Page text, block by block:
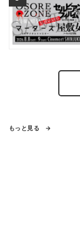
もっと見る